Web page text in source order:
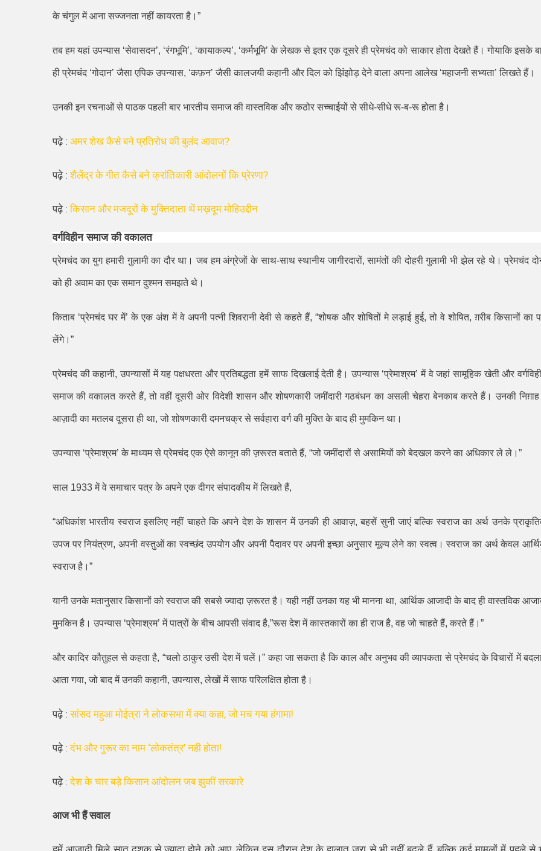
के चंगुल में आना सज्जनता नहीं कायरता है। ”
तब हम यहां उपन्यास ‘सेवासदन’, ‘रंगभूमि’, ‘कायाकल्प’, ‘कर्मभूमि’के लेखक से इतर एक दूसरे ही प्रेमचंद को साकार होता देखते हैं। गोयाकि इसके
ही प्रेमचंद ‘गोदान’जैसा एपिक उपन्यास, ‘कफ़न’जैसी कालजयी कहानी और दिल को झिंझोड़ देने वाला अपना आलेख ‘महाजनी सभ्यता’लिखते हैं।
उनकी इन रचनाओं से पाठक पहली बार भारतीय समाज की वास्तविक और कठोर सच्चाईयों से सीधे-सीधे रू-ब-रू होता है।
पढ़े : अमर शेख कैसे बने प्रतिरोध की बुलंद आवाज?
पढ़े :शैलेंद्र के गीत कैसे बने क्रांतिकारी आंदोलनों कि प्रेरणा?
पढ़े :किसान और मजदूरों के मुक्तिदाता थें मख़दूम मोहिउद्दीन
वर्गविहीन समाज की वकालत
प्रेमचंद का युग हमारी गु़लामी का दौर था। जब हम अंग्रेजों के साथ-साथ स्थानीय जागीरदारों, सामंतों की दोहरी गुलामी भी झेल रहे थे। प्रेमचंद
को ही अवाम का एक समान दुश्मन समझते थे।
किताब ‘प्रेमचंद घर में’के एक अंश में वे अपनी पत्नी शिवरानी देवी से कहते हैं, “शोषक और शोषितों मे लड़ाई हुई,तो वे शोषित,ग़रीब किसानों का
लेंगे। ”
प्रेमचंद की कहानी,उपन्यासों में यह पक्षधरता और प्रतिबद्धता हमें साफ दिखलाई देती है। उपन्यास ‘प्रेमाश्रम’में वे जहां सामूहिक खेती और
समाज की वकालत करते हैं,तो वहीं दूसरी ओर विदेशी शासन और शोषणकारी जमींदारी गठबंधन का असली चेहरा बेनकाब करते हैं। उनकी
आज़ादी का मतलब दूसरा ही था,जो शोषणकारी दमनचक्र से सर्वहारा वर्ग की मुक्ति के बाद ही मुमकिन था।
उपन्यास ‘प्रेमाश्रम’के माध्यम से प्रेमचंद एक ऐसे कानून की ज़रूरत बताते हैं, “जो जमींदारों से असामियों को बेदखल करने का अधिकार ले ले। ”
साल 1933 में वे समाचार पत्र के अपने एक दीगर संपादकीय में लिखते हैं,
“अधिकांश भारतीय स्वराज इसलिए नहीं चाहते कि अपने देश के शासन में उनकी ही आवाज़,बहसें सुनी जाएं बल्कि स्वराज का अर्थ उनके
उपज पर नियंत्रण, अपनी वस्तुओं का स्वच्छंद उपयोग और अपनी पैदावर पर अपनी इच्छा अनुसार मूल्य लेने का स्वत्व। स्वराज का अर्थ केवल
स्वराज है। ”
यानी उनके मतानुसार किसानों को स्वराज की सबसे ज्यादा ज़रूरत है। यही नहीं उनका यह भी मानना था, आर्थिक आजादी के बाद ही वास्तविक
मुमकिन है। उपन्यास ‘प्रेमाश्रम’में पात्रों के बीच आपसी संवाद है,”रूस देश में कास्तकारों का ही राज है,वह जो चाहते हैं,करते हैं। ”
और कादिर कौतुहल से कहता है, “चलो ठाकुर उसी देश में चलें।”कहा जा सकता है कि काल और अनुभव की व्यापकता से प्रेमचंद के विचारों में
आता गया,जो बाद में उनकी कहानी,उपन्यास,लेखों में साफ परिलक्षित होता है।
पढ़े :सांसद महुआ मोईत्रा ने लोकसभा में क्या कहा, जो मच गया हंगामा!
पढ़े :दंभ और गुरूर का नाम ‘लोकतंत्र’ नही होता!
पढ़े :देश के चार बड़े किसान आंदोलन जब झुकीं सरकारे
आज भी हैं सवाल